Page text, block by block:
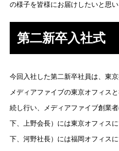
SI事業
ITアウトソーシング事業
IT人材育成事業
その他の事業
業務を知る
ITエンジニア職
の様子を皆様にお届けしたいと思い
第二新卒入社式
今回入社した第二新卒社員は、東
メディアファイブの東京オフィス
続し行い、メディアファイブ創業
下、上野会長）には東京オフィス
下、河野社長）には福岡オフィス